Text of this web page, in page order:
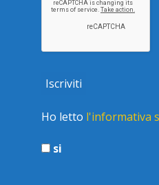
Ho letto l'informativa
si